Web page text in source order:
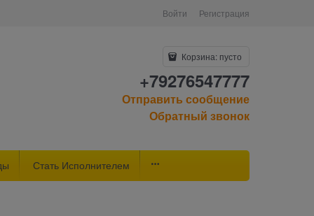
Войти Регистрация
Корзина: пусто
+79276547777
Отправить сообщение
Обратный звонок
Стать Исполнителем